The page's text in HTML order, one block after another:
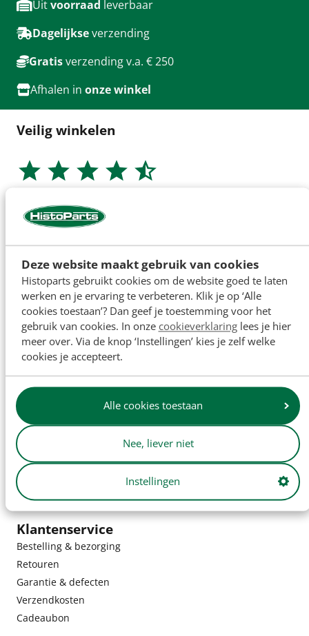
Deze website maakt gebruik van cookies
Histoparts gebruikt cookies om de website goed te laten
werken en je ervaring te verbeteren. Klik je op ‘Alle
cookies toestaan’? Dan geef je toestemming voor het
gebruik van cookies. In onze cookieverklaringlees je hier
meer over. Via de knop ‘Instellingen’ kies je zelf welke
cookies je accepteert.
Alle cookies toestaan
Nee, liever niet
Instellingen
Uitvoorraad leverbaar
Dagelijkseverzending
Gratisverzending v.a. € 250
Afhalen in onze winkel
Veilig winkelen
Klantenservice
Bestelling & bezorging
Retouren
Garantie & defecten
Verzendkosten
Cadeaubon